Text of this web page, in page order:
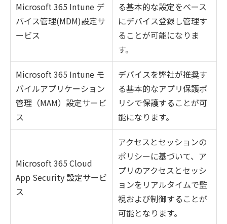
Microsoft 365 Intune デ
バイス管理(MDM)設定サ
ービス
る基本的な設定をベース
にデバイス登録し管理す
ることが可能になりま
す。
Microsoft 365 Intune モ
バイルアプリケーション
管理（MAM）設定サービ
ス
デバイスを弊社が推奨す
る基本的なアプリ保護ポ
リシで保護することが可
能になります。
Microsoft 365 Cloud
App Security 設定サービ
ス
アクセスとセッションの
ポリシーに基づいて、ア
プリのアクセスとセッシ
ョンをリアルタイムで監
視および制御することが
可能となります。